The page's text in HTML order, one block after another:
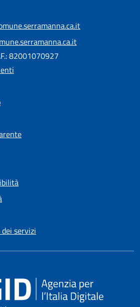
82001070927
servizi